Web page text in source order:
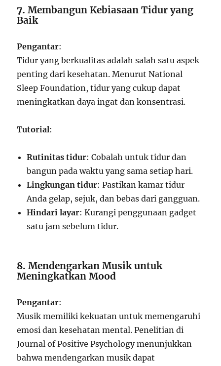
7.Membangun Kebiasaan Tidur yang
Baik
Pengantar:
Tidur yang berkualitas adalah salah satu aspek
penting dari kesehatan. Menurut National
Sleep Foundation, tidur yang cukup dapat
meningkatkan daya ingat dan konsentrasi.
Tutorial:
Rutinitas tidur: Cobalah untuk tidur dan
bangun pada waktu yang sama setiap hari.
Lingkungan tidur: Pastikan kamar tidur
Anda gelap, sejuk, dan bebas dari gangguan.
Hindari layar: Kurangi penggunaan gadget
satu jam sebelum tidur.
8.Mendengarkan Musik untuk
Meningkatkan Mood
Pengantar:
Musik memiliki kekuatan untuk memengaruhi
emosi dan kesehatan mental. Penelitian di
Journal of Positive Psychology menunjukkan
bahwa mendengarkan musik dapat